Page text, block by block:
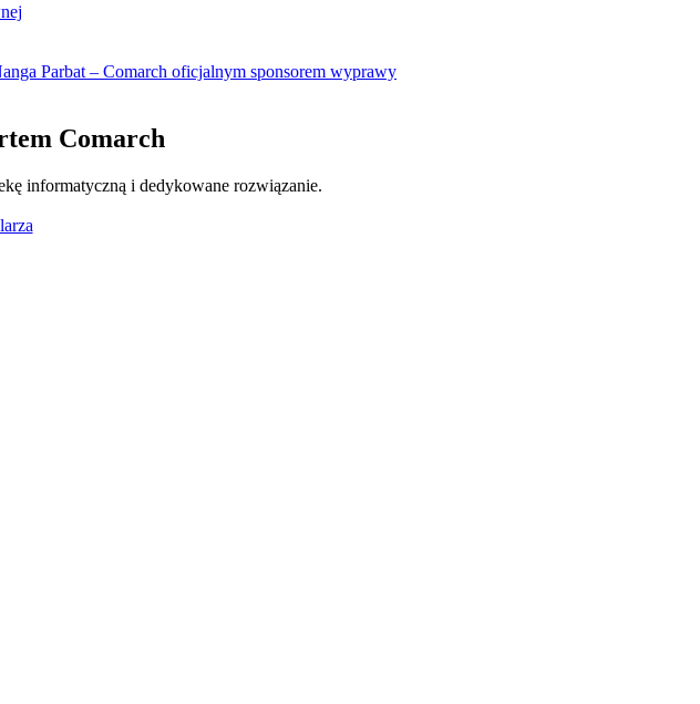
Parbat – Comarch oficjalnym sponsorem wyprawy
Comarch
informatyczną i dedykowane rozwiązanie.